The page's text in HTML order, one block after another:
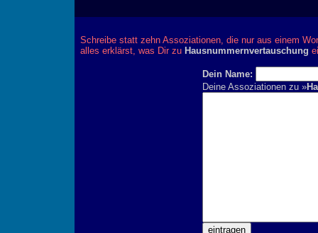
Schreibe statt zehn Assoziationen, die nur aus einem
alles erklärst, was Dir zu Hausnummernvertauschung
Dein Name:
Deine Assoziationen zu »